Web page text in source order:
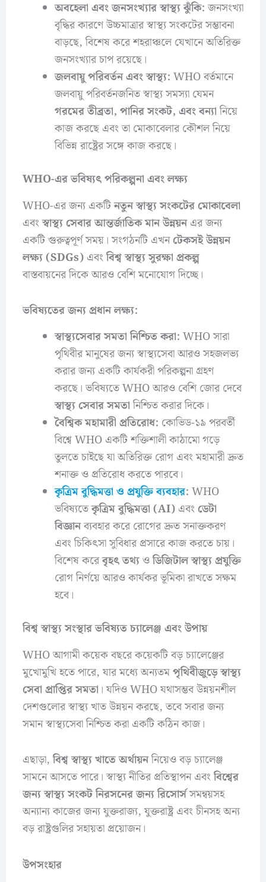
অবহেলা এবং জনসংখ্যার স্বাস্থ্য ঝুঁকি: জনসংখ্যা
বৃদ্ধির কারণে উচ্চমাত্রার স্বাস্থ্য সংকটের সম্ভাবনা
বাড়ছে, বিশেষ করে শহরাঞ্চলে যেখানে অতিরিক্ত
জনসংখ্যার চাপ রয়েছে।
জলবায়ু পরিবর্তন এবং স্বাস্থ্য: WHO বর্তমানে
জলবায়ু পরিবর্তনজনিত স্বাস্থ্য সমস্যা যেমন
গরমের তীব্রতা, পানির সংকট, এবং বন্যা নিয়ে
কাজ করছে এবং তা মোকাবেলার কৌশল নিয়ে
বিভিন্ন রাষ্ট্রের সঙ্গে কাজ করছে।
WHO-এর ভবিষ্যৎ পরিকল্পনা এবং লক্ষ্য
WHO-এর জন্য একটিনতুন স্বাস্থ্য সংকটের মোকাবেলা
এবংস্বাস্থ্য সেবার আন্তর্জাতিক মান উন্নয়নএর জন্য
একটি গুরুত্বপূর্ণ সময়। সংগঠনটি এখনটেকসই উন্নয়ন
লক্ষ্য (SDGs)এবংবিশ্ব স্বাস্থ্য সুরক্ষা প্রকল্প
বাস্তবায়নের দিকে আরও বেশি মনোযোগ দিচ্ছে।
ভবিষ্যতের জন্য প্রধান লক্ষ্য:
স্বাস্থ্যসেবার সমতা নিশ্চিত করা: WHO সারা
পৃথিবীর মানুষের জন্য স্বাস্থ্যসেবা আরও সহজলভ্য
করার জন্য একটি কার্যকরী পরিকল্পনা গ্রহণ
করছে। ভবিষ্যতে WHO আরও বেশি জোর দেবে
স্বাস্থ্য সেবার সমতা নিশ্চিত করার দিকে।
বৈশ্বিক মহামারী প্রতিরোধ: কোভিড-১৯ পরবর্তী
বিশ্বে WHO একটি শক্তিশালী কাঠামো গড়ে
তুলতে চাইছে যা অতিরিক্ত রোগ এবং মহামারী দ্রুত
শনাক্ত ও প্রতিরোধ করতে পারবে।
কৃত্রিম বুদ্ধিমত্তা ও প্রযুক্তি ব্যবহার: WHO
ভবিষ্যতেকৃত্রিম বুদ্ধিমত্তা (AI)এবং ডেটা
বিজ্ঞানব্যবহার করে রোগের দ্রুত সনাক্তকরণ
এবং চিকিৎসা সুবিধার প্রসারে কাজ করতে চায়।
বিশেষ করেবৃহৎ তথ্যওডিজিটাল স্বাস্থ্য প্রযুক্তি
রোগ নির্ণয়ে আরও কার্যকর ভূমিকা রাখতে সক্ষম
হবে।
বিশ্ব স্বাস্থ্য সংস্থার ভবিষ্যত চ্যালেঞ্জ এবং উপায়
WHO আগামী কয়েক বছরে কয়েকটি বড় চ্যালেঞ্জের
মুখোমুখি হতে পারে, যার মধ্যে অন্যতমপৃথিবীজুড়ে স্বাস্থ্য
সেবা প্রাপ্তির সমতা । যদিও WHO যথাসম্ভব উন্নয়নশীল
দেশগুলোর স্বাস্থ্য খাত উন্নয়ন করছে, তবে সবার জন্য
সমান স্বাস্থ্যসেবা নিশ্চিত করা একটি কঠিন কাজ।
এছাড়া,বিশ্ব স্বাস্থ্য খাতে অর্থায়ননিয়েও বড় চ্যালেঞ্জ
সামনে আসতে পারে। স্বাস্থ্য নীতির প্রতিস্থাপন এবংবিশ্বের
জন্য স্বাস্থ্য সংকট নিরসনের জন্য রিসোর্সসমন্বয়সহ
অন্যান্য কাজের জন্য যুক্তরাজ্য, যুক্তরাষ্ট্র এবং চীনসহ অন্য
বড় রাষ্ট্রগুলির সহায়তা প্রয়োজন।
উপসংহার